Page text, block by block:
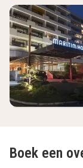
Boek een